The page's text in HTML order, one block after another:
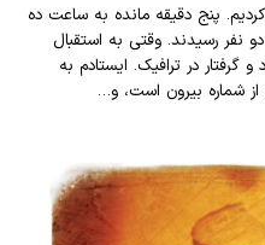
پنج دقیقه مانده به ساعت ده
بیستم خرداد ۱۴۰۵، هر دو نفر رسیدند. وقتی به استقبال
در ترافیک. ایستادم به
شماره بیرون است، و…